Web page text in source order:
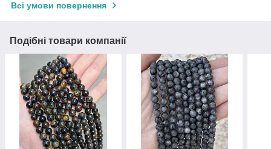
Всі умови повернення
Подібні товари компанії